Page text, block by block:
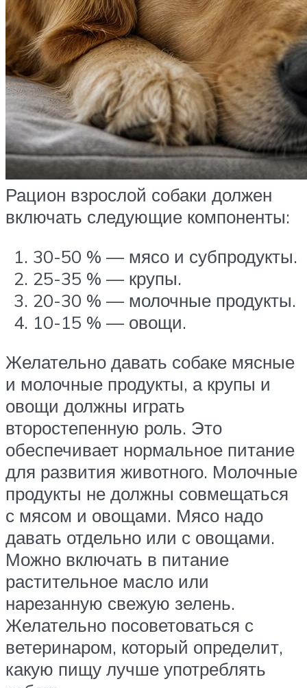
Рацион взрослой собаки должен
включать следующие компоненты:
30-50 % — мясо и субпродукты.
25-35 % — крупы.
20-30 % — молочные продукты.
10-15 % — овощи.
Желательно давать собаке мясные
и молочные продукты, а крупы и
овощи должны играть
второстепенную роль. Это
обеспечивает нормальное питание
для развития животного. Молочные
продукты не должны совмещаться
с мясом и овощами. Мясо надо
давать отдельно или с овощами.
Можно включать в питание
растительное масло или
нарезанную свежую зелень.
Желательно посоветоваться с
ветеринаром, который определит,
какую пищу лучше употреблять